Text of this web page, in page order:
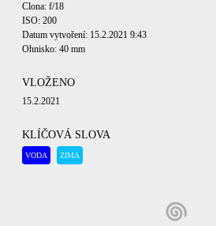
Clona: f/18
ISO: 200
Datum vytvoření: 15.2.2021 9:43
Ohnisko: 40 mm
VLOŽENO
15.2.2021
KLÍČOVÁ SLOVA
VODA ZIMA